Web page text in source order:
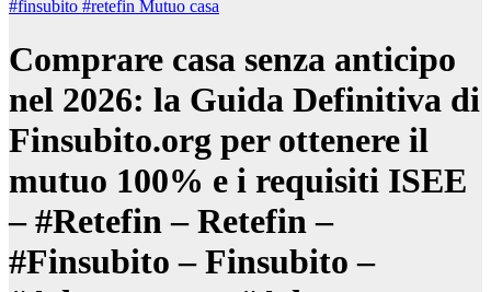
#finsubito #retefin Mutuo casa
Comprare casa senza anticipo
nel 2026: la Guida Definitiva di
Finsubito.org per ottenere il
mutuo 100% e i requisiti ISEE
– #Retefin – Retefin –
#Finsubito – Finsubito –